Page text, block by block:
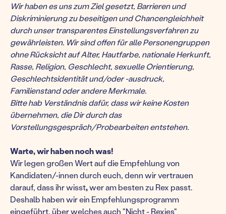
Wir haben es uns zum Ziel gesetzt, Barrieren und
Diskriminierung zu beseitigen und Chancengleichheit
durch unser transparentes Einstellungsverfahren zu
gewährleisten. Wir sind offen für alle Personengruppen
ohne Rücksicht auf Alter, Hautfarbe, nationale Herkunft,
Rasse, Religion, Geschlecht, sexuelle Orientierung,
Geschlechtsidentität und/oder -ausdruck,
Familienstand oder andere Merkmale.
Bitte hab Verständnis dafür, dass wir keine Kosten
übernehmen, die Dir durch das
Vorstellungsgespräch/Probearbeiten entstehen.
Warte, wir haben noch was!
Wir legen großen Wert auf die Empfehlung von
Kandidaten/-innen durch euch, denn wir vertrauen
darauf, dass ihr wisst,wer am besten zu Rex passt.
Deshalb haben wir ein Empfehlungsprogramm
eingeführt, über welches auch "Nicht - Rexies"